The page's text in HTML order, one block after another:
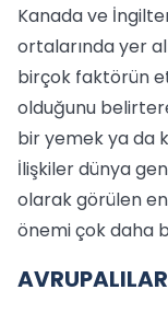
Kanada ve
ortalarında yer
birçok faktörün
olduğunu
bir yemek ya da
İlişkiler dünya
olarak görülen
önemi çok daha